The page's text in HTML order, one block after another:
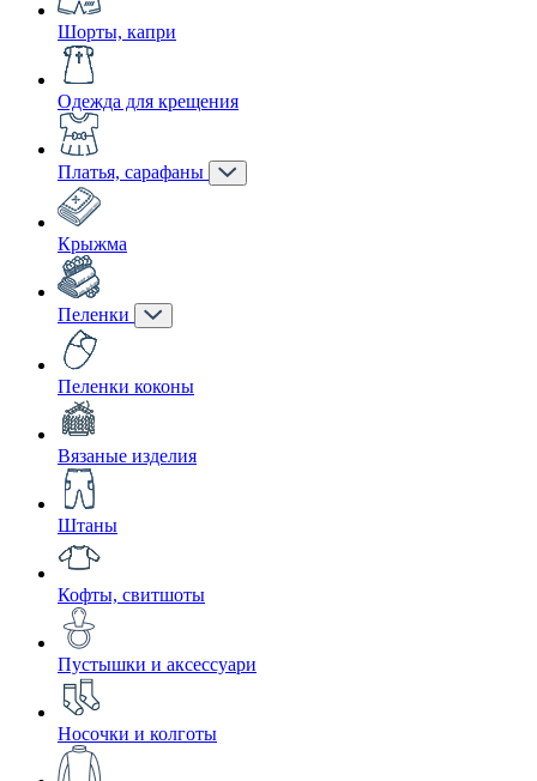
Шорты, капри
Одежда для крещения
Платья, сарафаны
Крыжма
Пеленки
Пеленки коконы
Вязаные изделия
Штаны
Кофты, свитшоты
Пустышки и аксессуари
Носочки и колготы